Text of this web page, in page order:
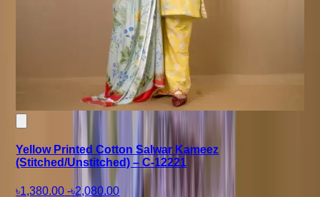
Yellow Printed Cotton Salwar Kameez
(Stitched/Unstitched) – C-12221
৳1,380.00 -৳2,080.00